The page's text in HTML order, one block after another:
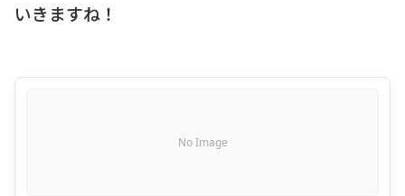
いきますね！
No Image